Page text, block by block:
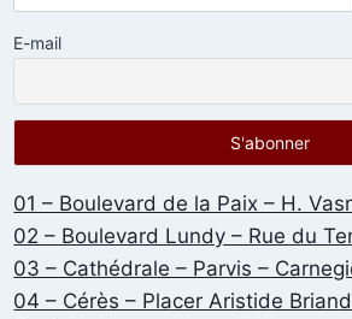
E-mail
01 – Boulevard de la Paix – H.
02 – Boulevard Lundy – Rue du
03 – Cathédrale – Parvis –
04 – Cérès – Placer Aristide